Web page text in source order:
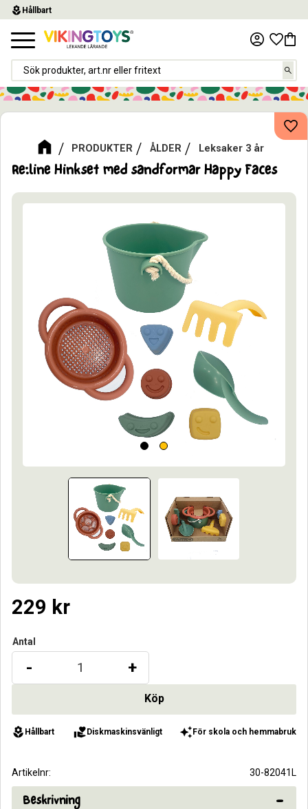
Meny
local_florist Hållbart
PRODUKTER ÅLDER Leksaker 3 år
Re:line Hinkset med sandformar Happy Faces
229 kr
Antal
+
-
local_florist Hållbart volunteer_activism Diskmaskinsvänligt auto_awesome För skola och hemmabruk
Artikelnr 30-82041L
Beskrivning